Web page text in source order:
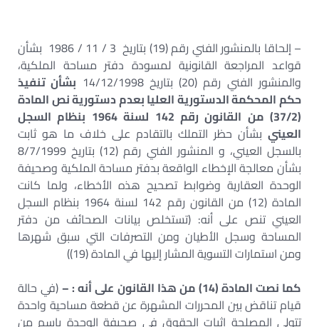
– إلحاقا بالمنشور الفني رقم (19) بتاريخ 3 / 11 / 1986 بشأن
قواعد المراجعة القانونية لمسودة دفتر مساحة الملكية،
والمنشور الفني رقم (20) بتاريخ 14/12/1998
بشأن تنفيذ
حكم المحكمة الدستورية العليا بعدم دستورية نص المادة
(37/2) من القانون رقم 142 لسنة 1964 بنظام السجل
العيني بشأن حظر التملك بالتقادم على خلاف ما هو ثابت
بالسجل العيني، و المنشور الفني رقم (12) بتاريخ 8/7/1999
بشأن معالجة الإخطاء الواقعة بدفتر مساحة الملكية وصحيفة
الوحدة العقارية وضوابط تصحيح هذه الأخطاء، ولما كانت
المادة (12) من القانون رقم 142 لسنة 1964 بنظام السجل
العيني تنص على أنه: (تستخلص بيانات الصحائف من دفتر
المساحة وسجل الأطيان ومن التصرفات التي سبق شهرها
ومن استمارات التسوية المشار إليها في المادة (19))
كما نصت المادة (14) من هذا القانون على أنه : –
(في حالة
قيام تناقض بين المحررات المشهرة عن قطعة مساحية واحدة
تتولى المصلحة إثبات الحقوق في صحيفة الوحدة باسم من